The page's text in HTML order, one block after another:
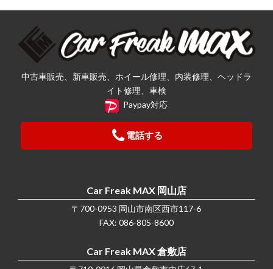
中古車販売、新車販売、ホイール修理、内装修理、ヘッドラ
イト修理、車検
Paypay対応
電話する
Car Freak MAX 岡山店
〒700-0953 岡山市南区西市117-6
FAX: 086-805-8600
Car Freak MAX 倉敷店